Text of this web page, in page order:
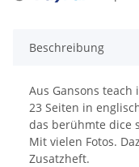
Loading...
Beschreibung
Aus Gansons teach
23 Seiten in
das berühmte dice
Mit vielen Fotos.
Zusatzheft.